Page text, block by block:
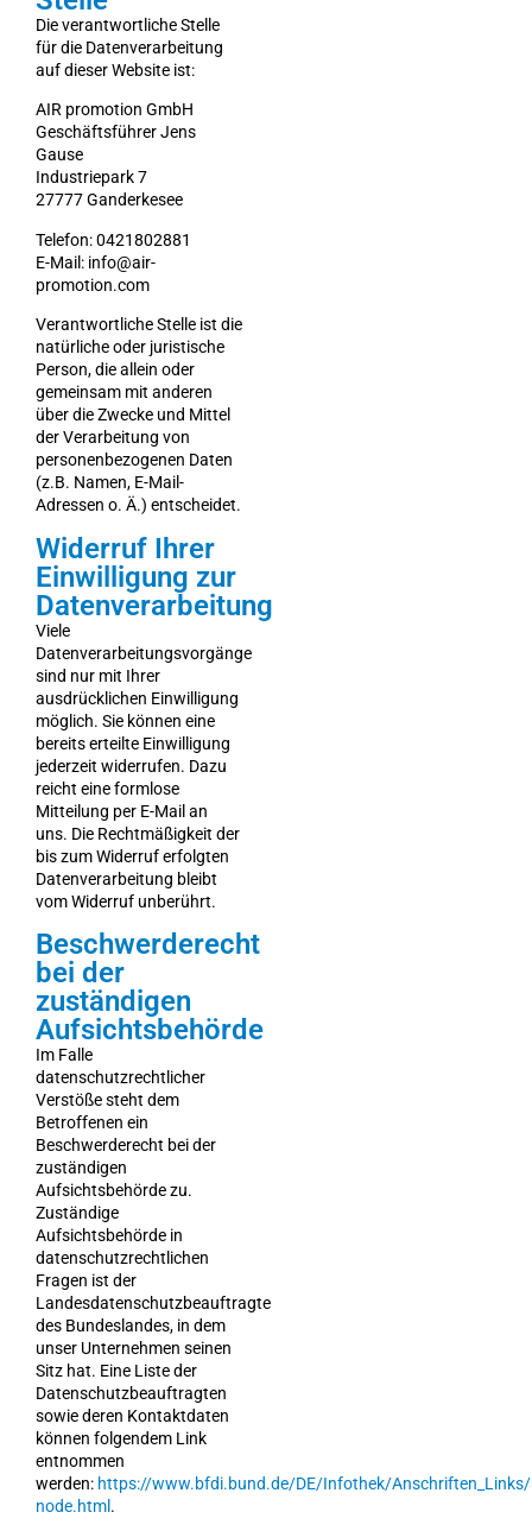
Die verantwortliche Stelle
für die Datenverarbeitung
auf dieser Website ist:
AIR promotion GmbH
Geschäftsführer Jens
Gause
Industriepark 7
27777 Ganderkesee
Telefon: 0421802881
E-Mail: info@air-
promotion.com
Verantwortliche Stelle ist die
natürliche oder juristische
Person, die allein oder
gemeinsam mit anderen
über die Zwecke und Mittel
der Verarbeitung von
personenbezogenen Daten
(z.B. Namen, E-Mail-
Adressen o. Ä.) entscheidet.
Widerruf Ihrer
Einwilligung zur
Datenverarbeitung
Viele
Datenverarbeitungsvorgänge
sind nur mit Ihrer
ausdrücklichen Einwilligung
möglich. Sie können eine
bereits erteilte Einwilligung
jederzeit widerrufen. Dazu
reicht eine formlose
Mitteilung per E-Mail an
uns. Die Rechtmäßigkeit der
bis zum Widerruf erfolgten
Datenverarbeitung bleibt
vom Widerruf unberührt.
Beschwerderecht
bei der
zuständigen
Aufsichtsbehörde
Im Falle
datenschutzrechtlicher
Verstöße steht dem
Betroffenen ein
Beschwerderecht bei der
zuständigen
Aufsichtsbehörde zu.
Zuständige
Aufsichtsbehörde in
datenschutzrechtlichen
Fragen ist der
Landesdatenschutzbeauftragte
des Bundeslandes, in dem
unser Unternehmen seinen
Sitz hat. Eine Liste der
Datenschutzbeauftragten
sowie deren Kontaktdaten
können folgendem Link
entnommen
werden: https://www.bfdi.bund.de/DE/Infothek/
node.html .